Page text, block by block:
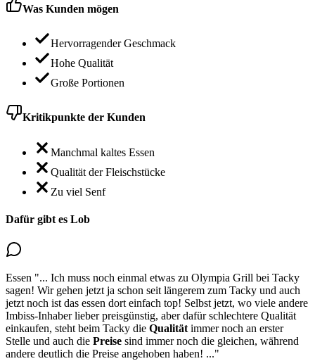
Was Kunden mögen
Hervorragender Geschmack
Hohe Qualität
Große Portionen
Kritikpunkte der Kunden
Manchmal kaltes Essen
Qualität der Fleischstücke
Zu viel Senf
Dafür gibt es Lob
Essen "... Ich muss noch einmal etwas zu Olympia Grill bei Tacky
sagen! Wir gehen jetzt ja schon seit längerem zum Tacky und auch
jetzt noch ist das essen dort einfach top! Selbst jetzt, wo viele andere
Imbiss-Inhaber lieber preisgünstig, aber dafür schlechtere Qualität
einkaufen, steht beim Tacky die Qualität immer noch an erster
Stelle und auch die Preise sind immer noch die gleichen, während
andere deutlich die Preise angehoben haben! ..."